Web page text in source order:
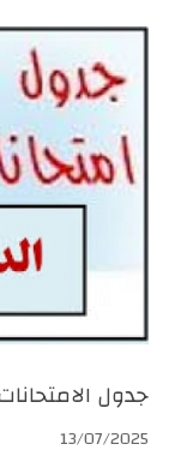
جدول
13/07/2025